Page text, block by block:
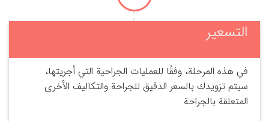
التسعير
في هذه المرحلة، وفقًا للعمليات الجراحية التي أجريتها،
سيتم تزويدك بالسعر الدقيق للجراحة والتكاليف الأخرى
المتعلقة بالجراحة